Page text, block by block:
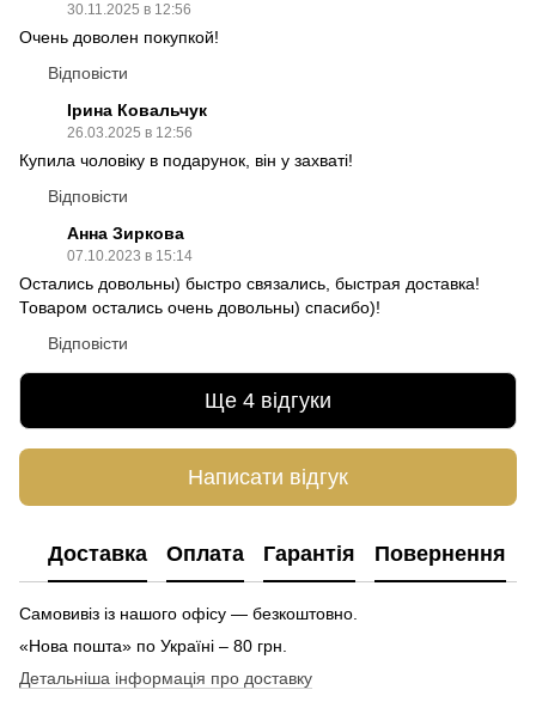
30.11.2025 в 12:56
Очень доволен покупкой!
Відповісти
Ірина Ковальчук
26.03.2025 в 12:56
Купила чоловіку в подарунок, він у захваті!
Відповісти
Анна Зиркова
07.10.2023 в 15:14
Остались довольны) быстро связались, быстрая доставка!
Товаром остались очень довольны) спасибо)!
Відповісти
Ще 4 відгуки
Написати відгук
Доставка Оплата Гарантія Повернення
Самовивіз із нашого офісу — безкоштовно.
«Нова пошта» по Україні – 80 грн.
Детальніша інформація про доставку